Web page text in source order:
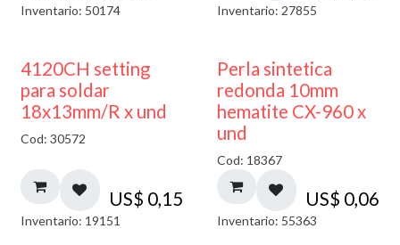
Inventario: 50174 Inventario: 27855
4120CH setting
para soldar
18x13mm/R x und
Cod: 30572
US$ 0,15
Inventario: 19151
Perla sintetica
redonda 10mm
hematite CX-960 x
und
Cod: 18367
US$ 0,06
Inventario: 55363